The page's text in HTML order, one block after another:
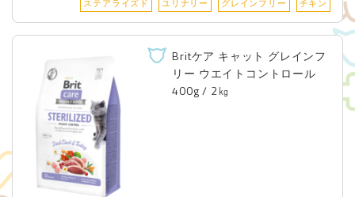
ステアライズド ユリナリー グレインフリー チキン
Britケア キャット グレインフ
リー ウエイトコントロール
400g / 2㎏